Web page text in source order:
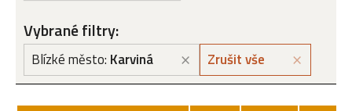
Vybrané filtry:
Blízké město: Karviná ⨯ Zrušit vše ⨯